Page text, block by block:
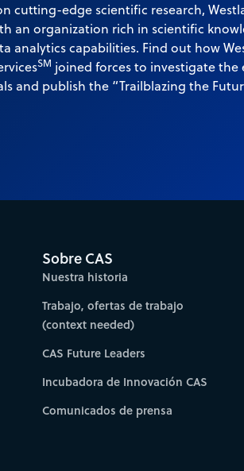
cutting-edge scientific research,
an organization rich in scientific
analytics capabilities. Find out how
SM joined forces to investigate
and publish the “Trailblazing the
Sobre CAS
Nuestra historia
Trabajo, ofertas de trabajo
(context needed)
CAS Future Leaders
Incubadora de Innovación CAS
Comunicados de prensa